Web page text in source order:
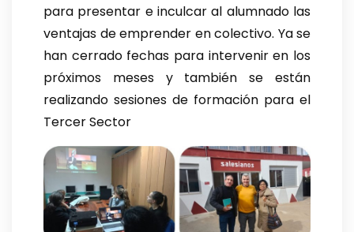
para presentar e inculcar al alumnado las
ventajas de emprender en colectivo. Ya se
han cerrado fechas para intervenir en los
próximos meses y también se están
realizando sesiones de formación para el
Tercer Sector